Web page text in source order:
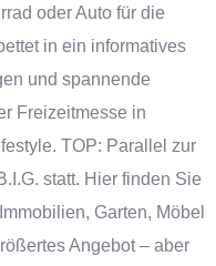
oder Auto für die
in ein informatives
und spannende
Freizeitmesse in
TOP: Parallel zur
statt. Hier finden Sie
Garten, Möbel
Angebot – aber